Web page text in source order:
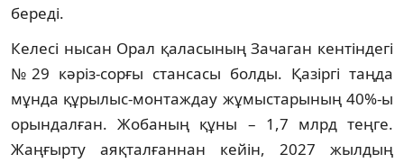
береді.
Келесі нысан Орал қаласының Зачаган кентіндегі
№29 кәріз-сорғы стансасы болды. Қазіргі таңда
мұнда құрылыс-монтаждау жұмыстарының 40%-ы
орындалған. Жобаның құны – 1,7 млрд теңге.
Жаңғырту аяқталғаннан кейін, 2027 жылдың